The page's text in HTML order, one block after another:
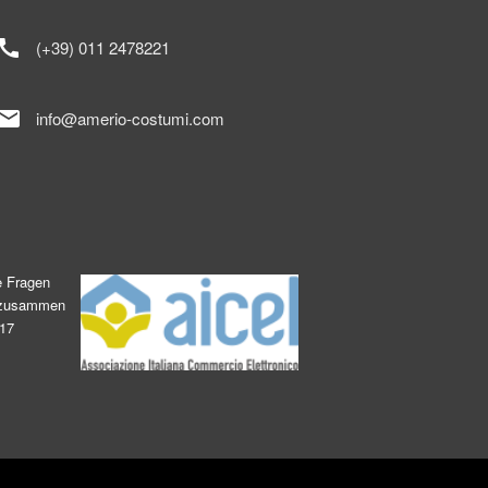
(+39) 011 2478221
info@amerio-costumi.com
Fragen